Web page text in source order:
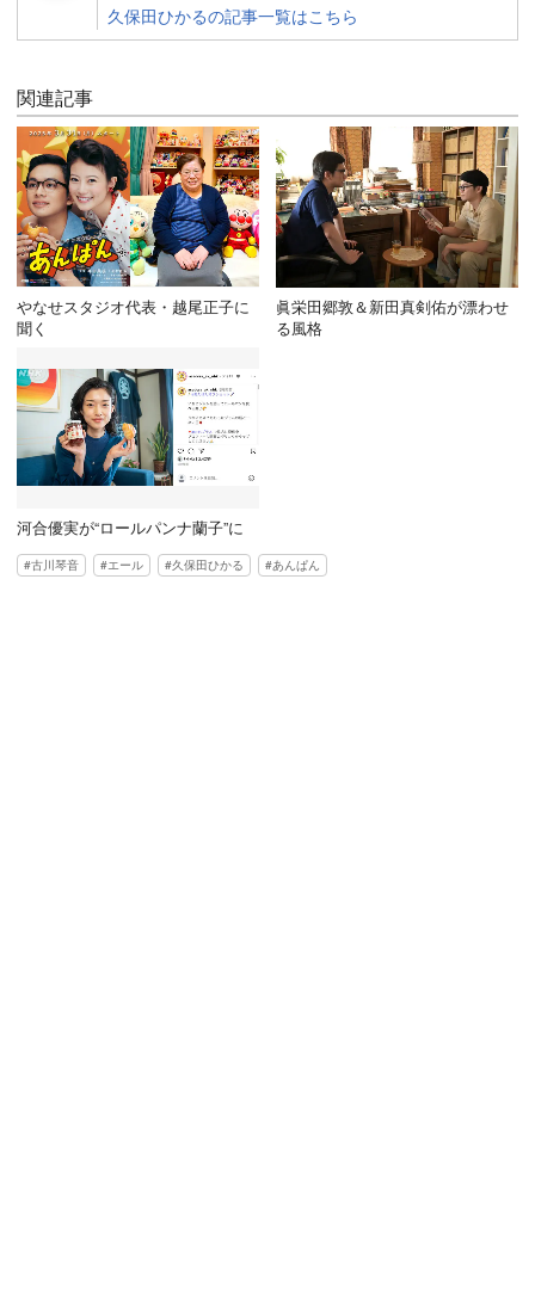
久保田ひかるの記事一覧はこちら
関連記事
やなせスタジオ代表・越尾正子に
聞く
眞栄田郷敦＆新田真剣佑が漂わせ
る風格
河合優実が“ロールパンナ蘭子”に
古川琴音 エール 久保田ひかる あんぱん